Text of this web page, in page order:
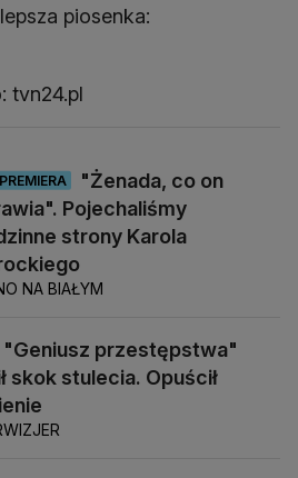
piosenka:
tvn24.pl
PREMIERA
"Żenada, co on
Pojechaliśmy
strony Karola
NA BIAŁYM
"Geniusz przestępstwa"
skok stulecia. Opuścił